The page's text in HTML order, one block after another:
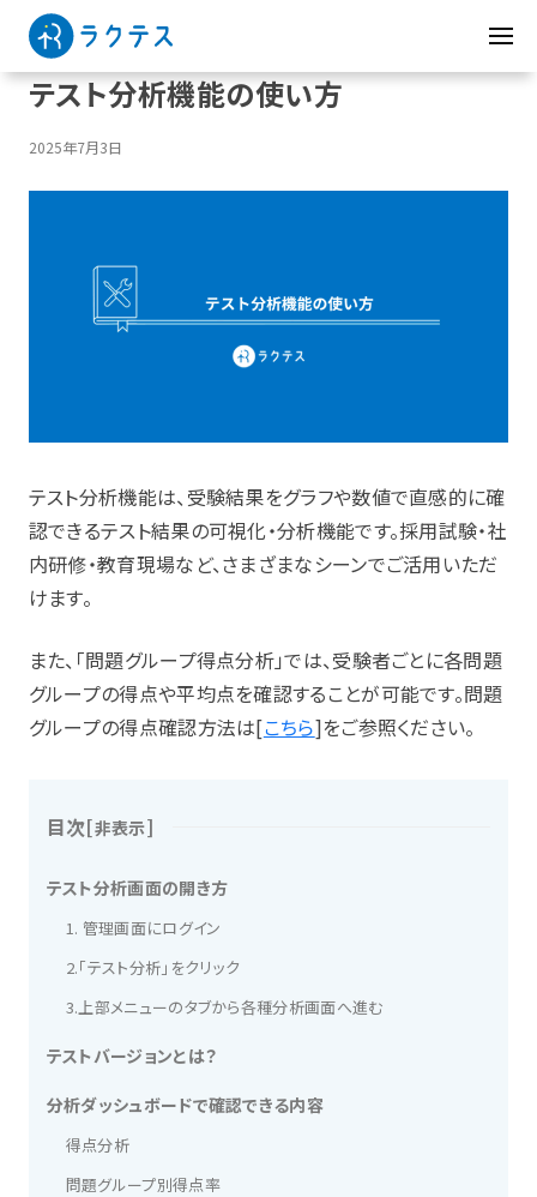
テスト分析機能の使い方
2025年7月3日
テスト分析機能は、受験結果をグラフや数値で直感的に確
認できるテスト結果の可視化・分析機能です。採用試験・社
内研修・教育現場など、さまざまなシーンでご活用いただ
けます。
また、「問題グループ得点分析」では、受験者ごとに各問題
グループの得点や平均点を確認することが可能です。問題
グループの得点確認方法は[こちら]をご参照ください。
目次[非表示]
テスト分析画面の開き方
1. 管理画面にログイン
2.「テスト分析」をクリック
3.上部メニューのタブから各種分析画面へ進む
テストバージョンとは？
分析ダッシュボードで確認できる内容
得点分析
問題グループ別得点率